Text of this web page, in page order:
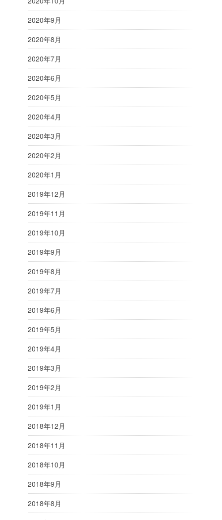
2020年9月
2020年8月
2020年7月
2020年6月
2020年5月
2020年4月
2020年3月
2020年2月
2020年1月
2019年12月
2019年11月
2019年10月
2019年9月
2019年8月
2019年7月
2019年6月
2019年5月
2019年4月
2019年3月
2019年2月
2019年1月
2018年12月
2018年11月
2018年10月
2018年9月
2018年8月